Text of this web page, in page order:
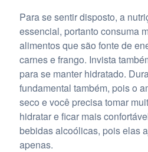
Para se sentir disposto, a
essencial, portanto consuma
alimentos que são fonte de
carnes e frango. Invista
para se manter hidratado.
fundamental também, pois o
seco e você precisa tomar
hidratar e ficar mais
bebidas alcoólicas, pois elas
apenas.